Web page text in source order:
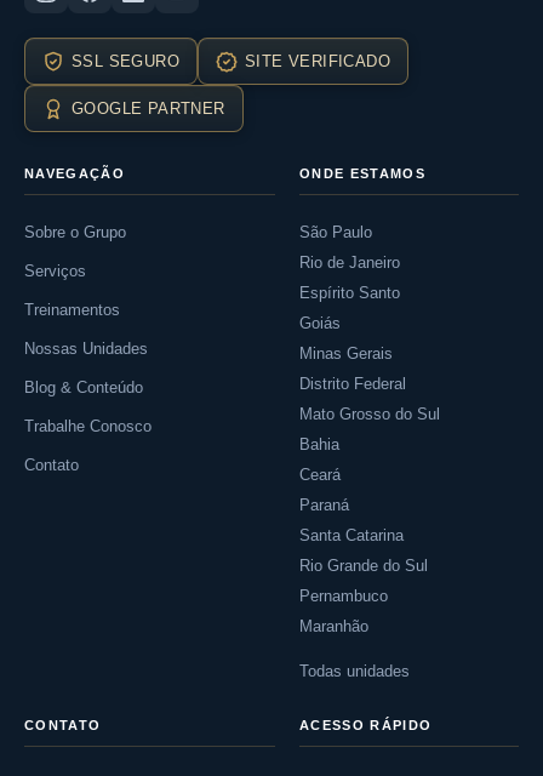
SSL SEGURO SITE VERIFICADO
GOOGLE PARTNER
NAVEGAÇÃO
Sobre o Grupo
Serviços
Treinamentos
Nossas Unidades
Blog & Conteúdo
Trabalhe Conosco
Contato
ONDE ESTAMOS
São Paulo
Rio de Janeiro
Espírito Santo
Goiás
Minas Gerais
Distrito Federal
Mato Grosso do Sul
Bahia
Ceará
Paraná
Santa Catarina
Rio Grande do Sul
Pernambuco
Maranhão
Todas unidades
CONTATO ACESSO RÁPIDO